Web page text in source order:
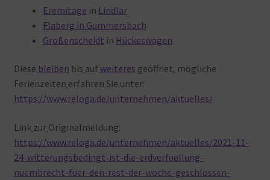
Eremitage in Lindlar
Flaberg in Gummersbach
Großenscheidt in Hückeswagen
Diese bleiben bis auf weiteres geöffnet, mögliche
Ferienzeiten erfahren Sie unter:
https://www.reloga.de/unternehmen/aktuelles/
Link zur Originalmeldung:
https://www.reloga.de/unternehmen/aktuelles/2021-11-
24-witterungsbedingt-ist-die-erdverfuellung-
nuembrecht-fuer-den-rest-der-woche-geschlossen-